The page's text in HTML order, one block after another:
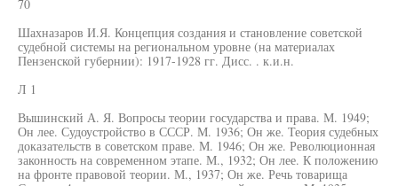
70
Шахназаров И.Я. Концепция создания и становление советской
судебной системы на региональном уровне (на материалах
Пензенской губернии): 1917-1928 гг. Дисс. . к.и.н.
Л 1
Вышинский А. Я. Вопросы теории государства и права. М. 1949;
Он лее. Судоустройство в СССР. М. 1936; Он же. Теория судебных
доказательств в советском праве. М. 1946; Он же. Революционная
законность на современном этапе. М., 1932; Он лее. К положению
на фронте правовой теории. М., 1937; Он же. Речь товарища